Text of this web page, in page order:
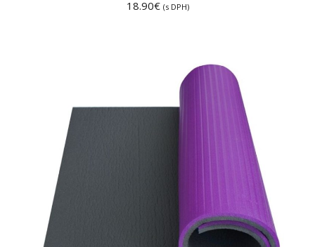
18.90€ (s DPH)